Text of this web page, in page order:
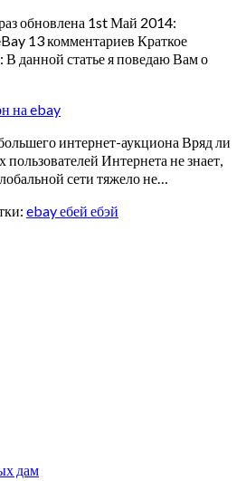
обновлена 1st Май 2014:
13 комментариев Краткое
В данной статье я поведаю Вам о
на ebay
интернет-аукциона Вряд ли
пользователей Интернета не знает,
сети тяжело не…
ebay ебей ебэй
дам